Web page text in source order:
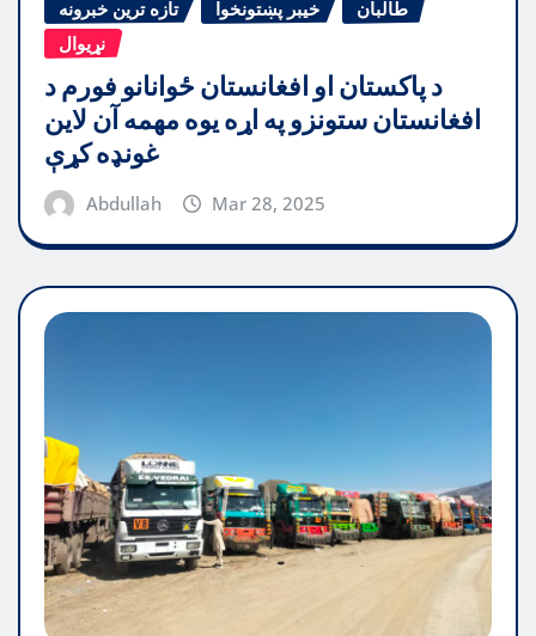
تازه ترین خبرونه
خیبر پښتونخوا
طالبان
نړیوال
د پاکستان او افغانستان ځوانانو فورم د
افغانستان ستونزو په اړه یوه مهمه آن لاین
غونډه کړې
Abdullah Mar 28, 2025